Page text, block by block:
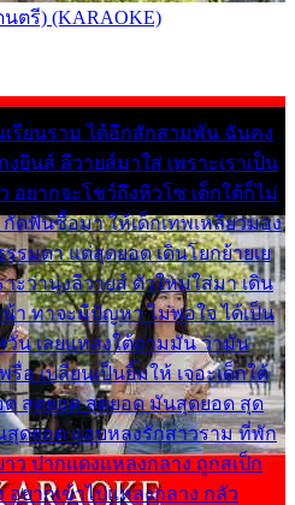
ตรี) (KARAOKE)
รียนราม ได้อีกสักสามพัน ฉันคง
งยีนส์ ลีวายส์มาใส่ เพราะเราเป็น
อยากจะโชว์ถึงหิวโซ เด็กใต้ก็ไม่
ดฟันซื้อมา ให้เด็กเทพเหลียวมอง
รมดา แต่สุดยอด เดินโยกย้ายเย
ะว่านุ่งลีวายส์ ตัวใหม่ใส่มา เดิน
า ท่าจะมีปัญหา ไม่พอใจ ได้เป็น
น เลยแหลงใต้ถามมัน ว่ามัน
อ เปลี่ยนเป็นยิ้มให้ เจอะเด็กใต้
ด สุดยอด สุดยอด มันสุดยอด สุด
ดยอด แอบหลงรักสาวราม ที่พัก
ว ปากแดงแหลงกลาง ถูกสเป็ก
อยากเข้าไปแหลงกลาง กลัว